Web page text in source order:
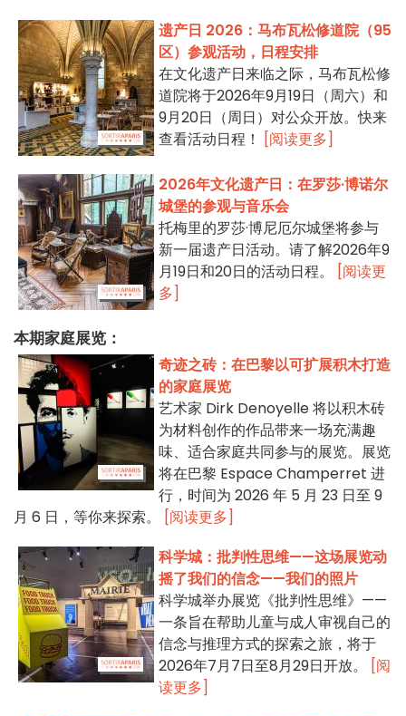
遗产日 2026：马布瓦松修道院（95
区）参观活动，日程安排
在文化遗产日来临之际，马布瓦松修
道院将于2026年9月19日（周六）和
9月20日（周日）对公众开放。快来
查看活动日程！
[阅读更多]
2026年文化遗产日：在罗莎·博诺尔
城堡的参观与音乐会
托梅里的罗莎·博尼厄尔城堡将参与
新一届遗产日活动。请了解2026年9
月19日和20日的活动日程。
[阅读更
多]
本期家庭展览：
奇迹之砖：在巴黎以可扩展积木打造
的家庭展览
艺术家 Dirk Denoyelle 将以积木砖
为材料创作的作品带来一场充满趣
味、适合家庭共同参与的展览。展览
将在巴黎 Espace Champerret 进
行，时间为 2026 年 5 月 23 日至 9
月 6 日，等你来探索。
[阅读更多]
科学城：批判性思维——这场展览动
摇了我们的信念——我们的照片
科学城举办展览《批判性思维》——
一条旨在帮助儿童与成人审视自己的
信念与推理方式的探索之旅，将于
2026年7月7日至8月29日开放。
[阅
读更多]